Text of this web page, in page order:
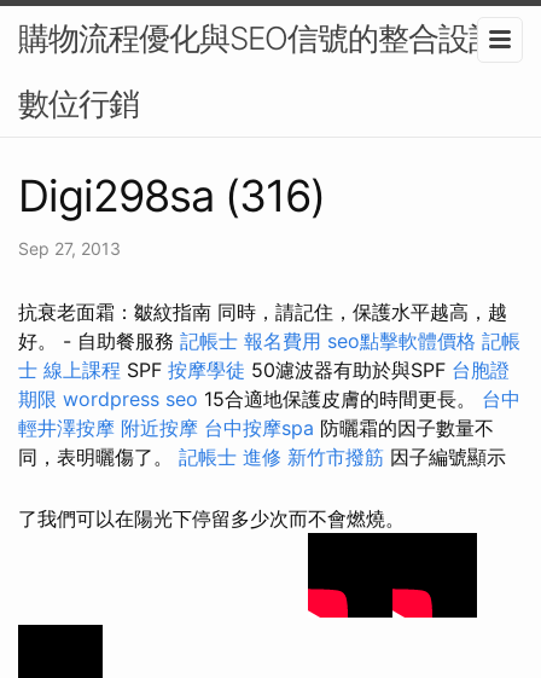
購物流程優化與SEO信號的整合設計-
數位行銷
Digi298sa (316)
Sep 27, 2013
抗衰老面霜：皺紋指南 同時，請記住，保護水平越高，越
好。 - 自助餐服務 記帳士 報名費用 seo點擊軟體價格 記帳
士 線上課程 SPF 按摩學徒 50濾波器有助於與SPF 台胞證
期限 wordpress seo 15合適地保護皮膚的時間更長。 台中
輕井澤按摩 附近按摩 台中按摩spa 防曬霜的因子數量不
同，表明曬傷了。 記帳士 進修 新竹市撥筋 因子編號顯示
了我們可以在陽光下停留多少次而不會燃燒。